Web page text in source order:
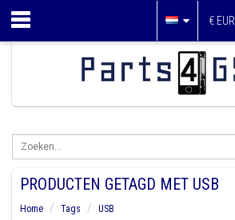
€ EUR
PRODUCTEN GETAGD MET USB
Home Tags
USB